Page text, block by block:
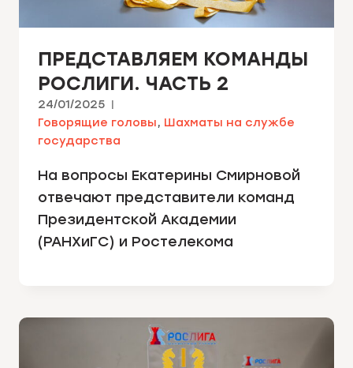
ПРЕДСТАВЛЯЕМ КОМАНДЫ
РОСЛИГИ. ЧАСТЬ 2
24/01/2025
Говорящие головы, Шахматы на службе
государства
На вопросы Екатерины Смирновой
отвечают представители команд
Президентской Академии
(РАНХиГС) и Ростелекома